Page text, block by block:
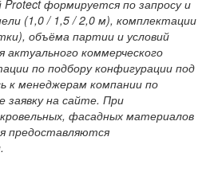
формируется по запросу и
(1,0 / 1,5 / 2,0 м), комплектации
объёма партии и условий
актуального коммерческого
по подбору конфигурации под
к менеджерам компании по
на сайте. При
фасадных материалов
предоставляются